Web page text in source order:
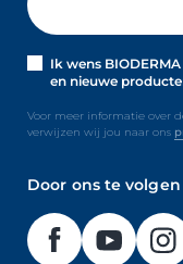
Ik wens
en nieuwe
Voor meer informatie over
verwijzen wij jou naar ons
Door ons te